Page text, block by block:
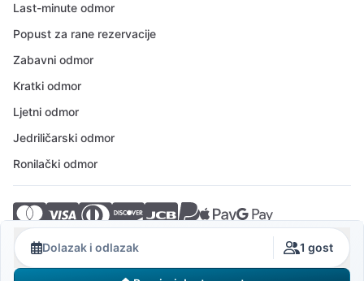
Dolazak i odlazak 1 gost
Last-minute odmor
Popust za rane rezervacije
Zabavni odmor
Kratki odmor
Ljetni odmor
Jedriličarski odmor
Ronilački odmor
© 2026 Crovillas GmbH